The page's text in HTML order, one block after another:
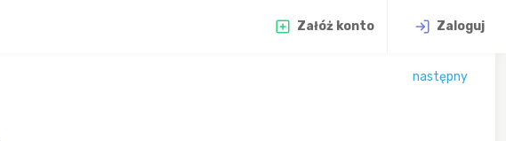
Załóż konto Zaloguj
następny